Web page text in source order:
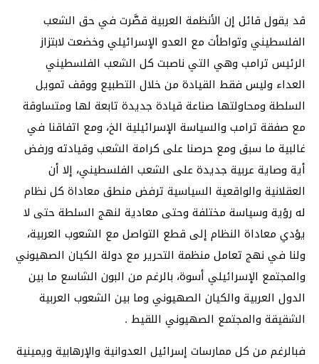
قد يقول قائل إن الأنظمة العربية قصَّرت في حق الشعب
الفلسطيني وتواطأت مع العدو الإسرائيلي وخضعت لابتزاز
الرئيس ترامب وهي التي ناصبت كل الشعب الفلسطيني
العداء وليس فقط القيادة من خلال التطبيع ووقف تمويل
السلطة ومحاولتها صناعة قيادة جديدة تابعة لها ومتساوقة
مع صفقة ترامب والسياسة الإسرائيلية الخ، ومع اتفاقنا في
غالبية ما سبق ومع حرصنا على كرامة الشعب وقيادته ورفض
أية وصاية عربية جديدة على الشعب الفلسطيني، إلا أن
العقلانية والواقعية السياسية ترفض منطق معاداة كل نظام
له رؤية وسياسة مختلفة وحتى معادية لنهج السلطة حتى لا
يؤدي معاداة النظام إلى قطع التواصل مع الشعوب العربية،
ولنا في نهج تعامل منظمة التحرير مع دولة الكيان الصهيوني
والمجتمع الإسرائيلي أسوة، بالرغم من البون الشاسع ما بين
الدول العربية والكيان الصهيوني وما بين الشعوب العربية
الشقيقة والمجتمع الصهيوني اللقيط .
فبالرغم من كل ممارسات إسرائيل العدوانية والإرهابية ويمينية